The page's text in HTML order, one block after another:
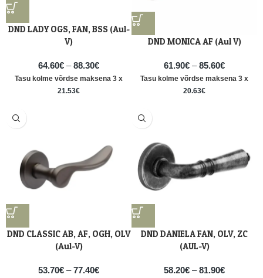
DND LADY OGS, FAN, BSS (Aul-
V)
64.60€ – 88.30€
Tasu kolme võrdse maksena 3 x
21.53€
DND MONICA AF (Aul V)
61.90€ – 85.60€
Tasu kolme võrdse maksena 3 x
20.63€
DND DANIELA FAN, OLV, ZC
(AUL-V)
58.20€ – 81.90€
DND CLASSIC AB, AF, OGH, OLV
(Aul-V)
53.70€ – 77.40€